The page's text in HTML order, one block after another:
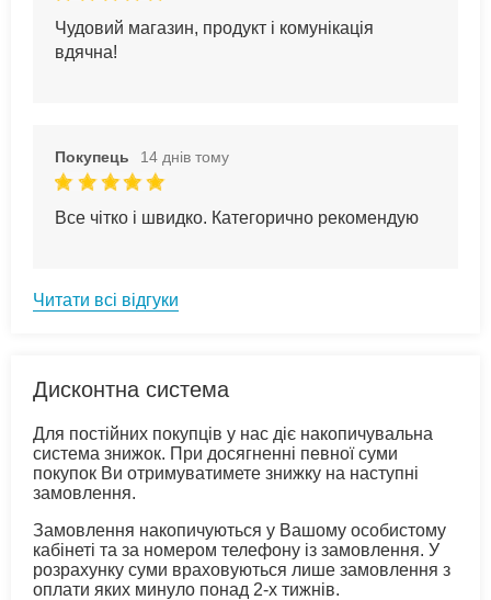
Чудовий магазин, продукт і комунікація
вдячна!
Покупець 14 днів тому
Все чітко і швидко. Категорично рекомендую
Читати всі відгуки
Дисконтна система
Для постійних покупців у нас діє накопичувальна
система знижок. При досягненні певної суми
покупок Ви отримуватимете знижку на наступні
замовлення.
Замовлення накопичуються у Вашому особистому
кабінеті та за номером телефону із замовлення. У
розрахунку суми враховуються лише замовлення з
оплати яких минуло понад 2-х тижнів.